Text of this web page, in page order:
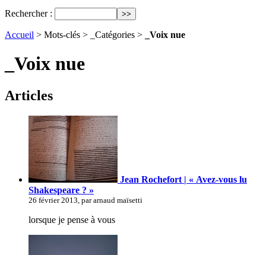
Rechercher :
Accueil > Mots-clés > _Catégories > _Voix nue
_Voix nue
Articles
Jean Rochefort | « Avez-vous lu
Shakespeare ? »
26 février 2013, par arnaud maïsetti
lorsque je pense à vous